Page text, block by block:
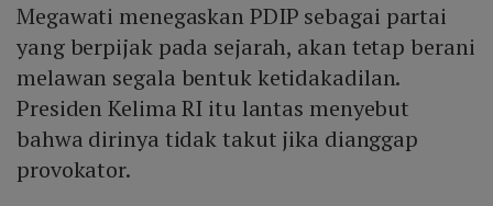
Megawati menegaskan PDIP sebagai partai
yang berpijak pada sejarah, akan tetap berani
melawan segala bentuk ketidakadilan.
Presiden Kelima RI itu lantas menyebut
bahwa dirinya tidak takut jika dianggap
provokator.